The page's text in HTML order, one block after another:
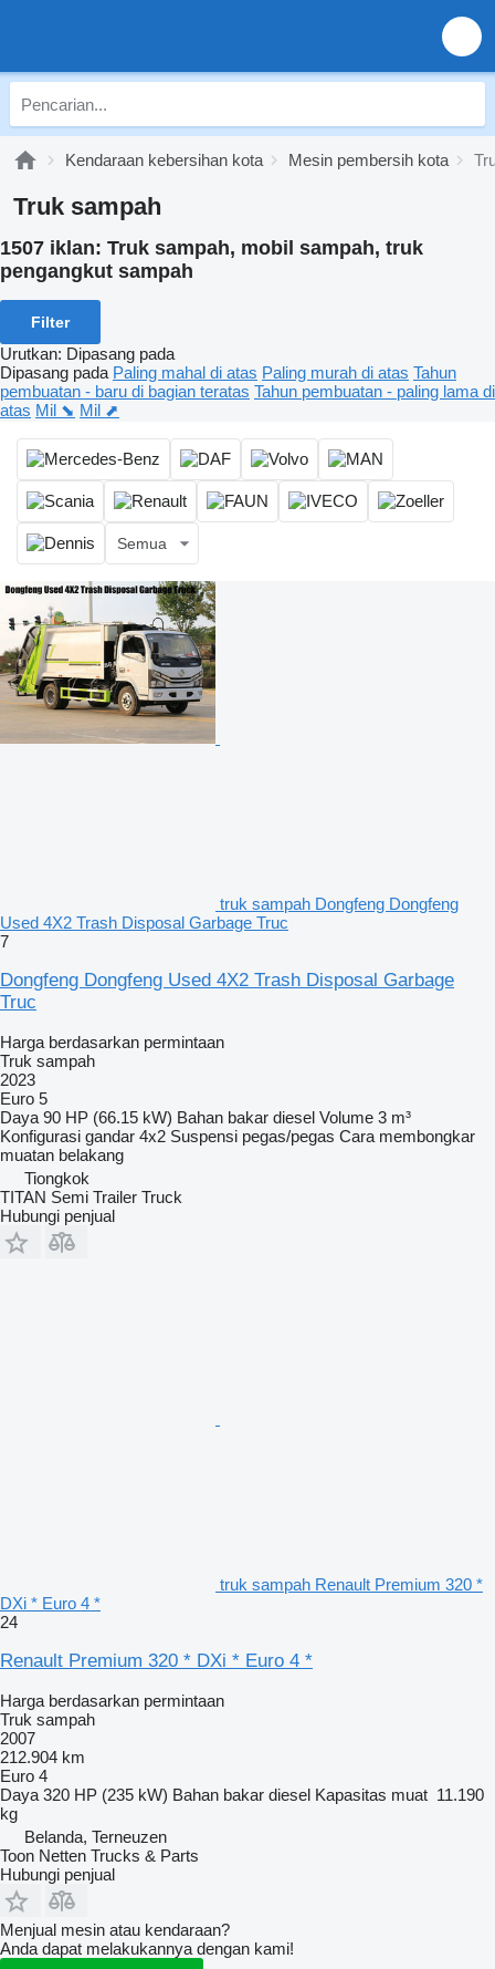
Kendaraan kebersihan kota Mesin pembersih kota
Truk sampah
1507 iklan: Truk sampah, mobil sampah, truk
pengangkut sampah
Filter
Urutkan: Dipasang pada
Dipasang pada Paling mahal di atas Paling murah di atas Tahun
pembuatan - baru di bagian teratas Tahun pembuatan - paling lama di
atas Mil ⬊ Mil ⬈
Semua
truk sampah Dongfeng Dongfeng
Used 4X2 Trash Disposal Garbage Truc
7
Dongfeng Dongfeng Used 4X2 Trash Disposal Garbage
Truc
Harga berdasarkan permintaan
Truk sampah
2023
Euro 5
Daya 90 HP (66.15 kW) Bahan bakar diesel Volume 3 m³
Konfigurasi gandar 4x2 Suspensi pegas/pegas Cara membongkar
muatan belakang
Tiongkok
TITAN Semi Trailer Truck
Hubungi penjual
truk sampah Renault Premium 320 *
DXi * Euro 4 *
24
Renault Premium 320 * DXi * Euro 4 *
Harga berdasarkan permintaan
Truk sampah
2007
212.904 km
Euro 4
Daya 320 HP (235 kW) Bahan bakar diesel Kapasitas muat 11.190
kg
Belanda, Terneuzen
Toon Netten Trucks & Parts
Hubungi penjual
Menjual mesin atau kendaraan?
Anda dapat melakukannya dengan kami!